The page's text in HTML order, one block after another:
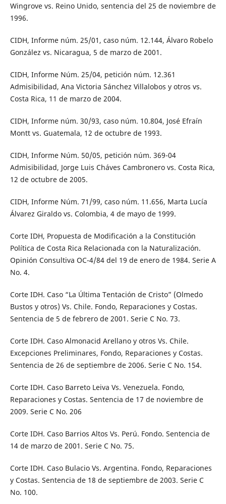
Wingrove vs. Reino Unido, sentencia del 25 de noviembre de
1996.
CIDH, Informe núm. 25/01, caso núm. 12.144, Álvaro Robelo
González vs. Nicaragua, 5 de marzo de 2001.
CIDH, Informe Núm. 25/04, petición núm. 12.361
Admisibilidad, Ana Victoria Sánchez Villalobos y otros vs.
Costa Rica, 11 de marzo de 2004.
CIDH, Informe núm. 30/93, caso núm. 10.804, José Efraín
Montt vs. Guatemala, 12 de octubre de 1993.
CIDH, Informe Núm. 50/05, petición núm. 369-04
Admisibilidad, Jorge Luis Cháves Cambronero vs. Costa Rica,
12 de octubre de 2005.
CIDH, Informe Núm. 71/99, caso núm. 11.656, Marta Lucía
Álvarez Giraldo vs. Colombia, 4 de mayo de 1999.
Corte IDH, Propuesta de Modificación a la Constitución
Política de Costa Rica Relacionada con la Naturalización.
Opinión Consultiva OC-4/84 del 19 de enero de 1984. Serie A
No. 4.
Corte IDH. Caso “La Última Tentación de Cristo” (Olmedo
Bustos y otros) Vs. Chile. Fondo, Reparaciones y Costas.
Sentencia de 5 de febrero de 2001. Serie C No. 73.
Corte IDH. Caso Almonacid Arellano y otros Vs. Chile.
Excepciones Preliminares, Fondo, Reparaciones y Costas.
Sentencia de 26 de septiembre de 2006. Serie C No. 154.
Corte IDH. Caso Barreto Leiva Vs. Venezuela. Fondo,
Reparaciones y Costas. Sentencia de 17 de noviembre de
2009. Serie C No. 206
Corte IDH. Caso Barrios Altos Vs. Perú. Fondo. Sentencia de
14 de marzo de 2001. Serie C No. 75.
Corte IDH. Caso Bulacio Vs. Argentina. Fondo, Reparaciones
y Costas. Sentencia de 18 de septiembre de 2003. Serie C
No. 100.